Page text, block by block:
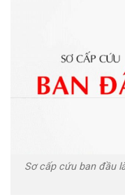
Sơ cấp cứu ban đầu